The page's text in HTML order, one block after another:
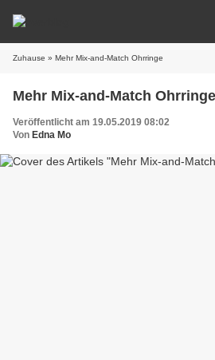
Zuhause » Mehr Mix-and-Match Ohrringe
Mehr Mix-and-Match Ohrringe
Veröffentlicht am 19.05.2019 08:02
Von Edna Mo